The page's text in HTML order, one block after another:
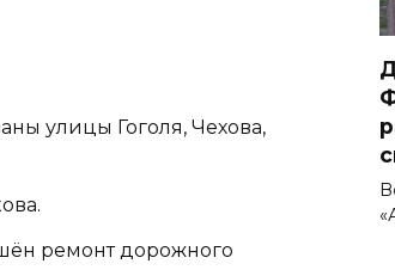
улицы Гоголя, Чехова,
ремонт дорожного